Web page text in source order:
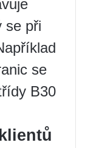
se při
se
B30